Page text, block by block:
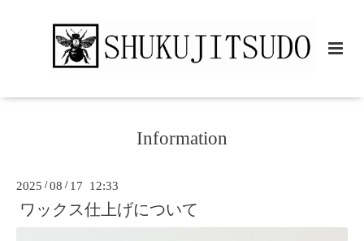
Information
2025 /08 / 17 12:33
ワックス仕上げについて